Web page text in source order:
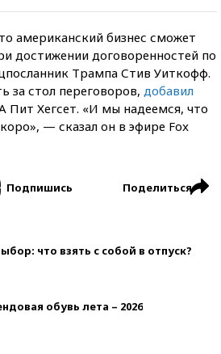
американский бизнес сможет
достижении договоренностей по
Трампа Стив Уиткофф.
за стол переговоров, добавил
Хегсет. «И мы надеемся, что
— сказал он в эфире Fox
Подпишись Поделиться
что взять с собой в отпуск?
обувь лета – 2026